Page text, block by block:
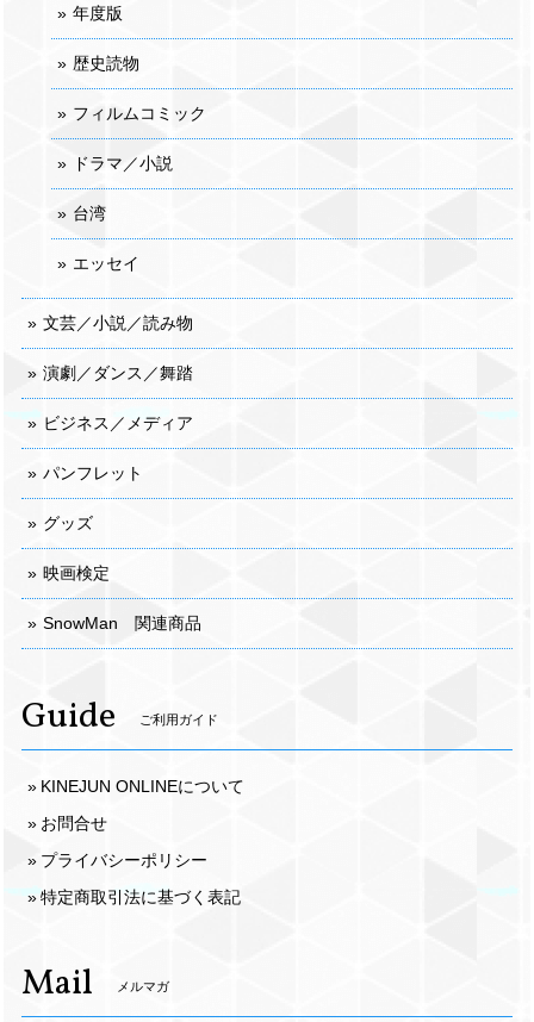
年度版
歴史読物
フィルムコミック
ドラマ／小説
台湾
エッセイ
文芸／小説／読み物
演劇／ダンス／舞踏
ビジネス／メディア
パンフレット
グッズ
映画検定
SnowMan 関連商品
Guide ご利用ガイド
KINEJUN ONLINEについて
お問合せ
プライバシーポリシー
特定商取引法に基づく表記
Mail メルマガ